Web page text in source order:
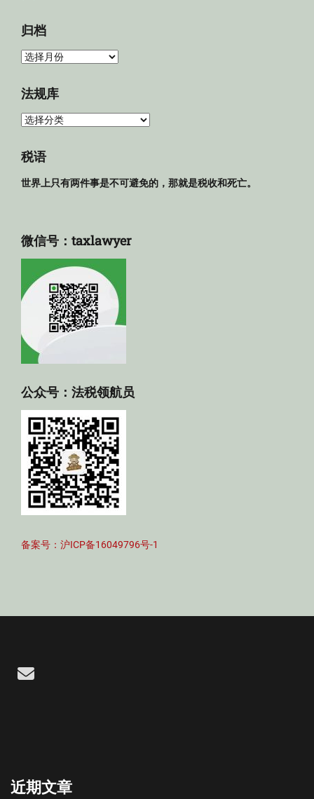
归档
归
法规库
法
库
税语
世界上只有两件事是不可避免的，那就是税收和死亡。
微信号：taxlawyer
公众号：法税领航员
备案号：沪ICP备16049796号-1
Email
近期文章